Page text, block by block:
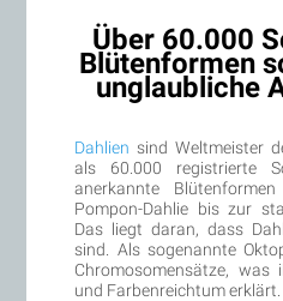
Über 60.000
Blütenformen
unglaubliche
Dahlien sind Weltmeister
als 60.000 registrierte
anerkannte
Pompon-Dahlie bis zur
Das liegt daran, dass
sind. Als sogenannte
Chromosomensätze, was
und Farbenreichtum erklärt.